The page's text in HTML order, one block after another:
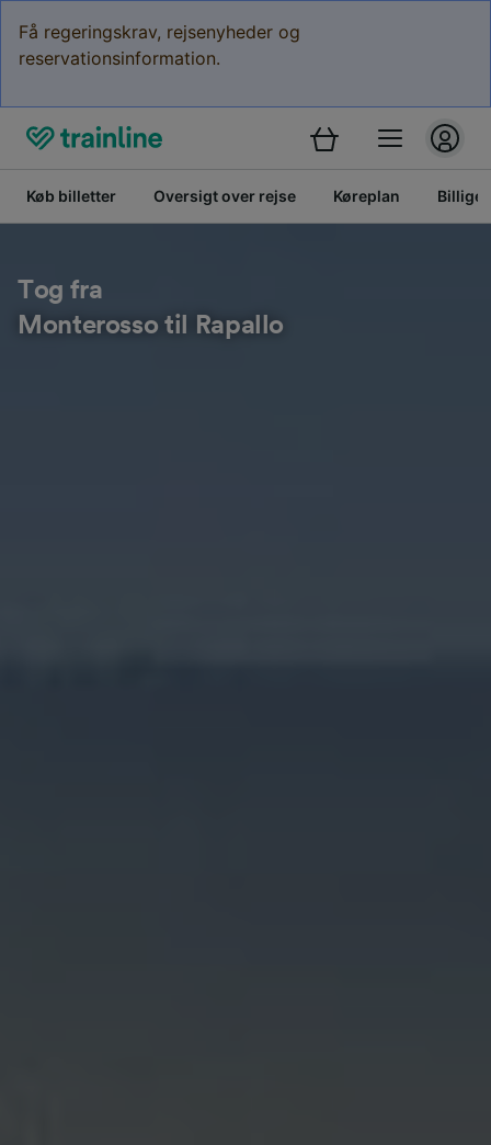
Få regeringskrav, rejsenyheder og
reservationsinformation.
Køb billetter Oversigt over rejse Køreplan Billige
Tog fra
Monterosso til Rapallo